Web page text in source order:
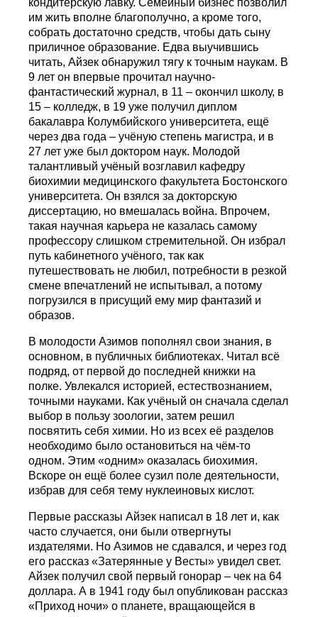
кондитерскую лавку. Семейный бизнес позволил
им жить вполне благополучно, а кроме того,
собрать достаточно средств, чтобы дать сыну
приличное образование. Едва выучившись
читать, Айзек обнаружил тягу к точным наукам. В
9 лет он впервые прочитал научно-
фантастический журнал, в 11 – окончил школу, в
15 – колледж, в 19 уже получил диплом
бакалавра Колумбийского университета, ещё
через два года – учёную степень магистра, и в
27 лет уже был доктором наук. Молодой
талантливый учёный возглавил кафедру
биохимии медицинского факультета Бостонского
университета. Он взялся за докторскую
диссертацию, но вмешалась война. Впрочем,
такая научная карьера не казалась самому
профессору слишком стремительной. Он избрал
путь кабинетного учёного, так как
путешествовать не любил, потребности в резкой
смене впечатлений не испытывал, а потому
погрузился в присущий ему мир фантазий и
образов.
В молодости Азимов пополнял свои знания, в
основном, в публичных библиотеках. Читал всё
подряд, от первой до последней книжки на
полке. Увлекался историей, естествознанием,
точными науками. Как учёный он сначала сделал
выбор в пользу зоологии, затем решил
посвятить себя химии. Но из всех её разделов
необходимо было остановиться на чём-то
одном. Этим «одним» оказалась биохимия.
Вскоре он ещё более сузил поле деятельности,
избрав для себя тему нуклеиновых кислот.
Первые рассказы Айзек написал в 18 лет и, как
часто случается, они были отвергнуты
издателями. Но Азимов не сдавался, и через год
его рассказ «Затерянные у Весты» увидел свет.
Айзек получил свой первый гонорар – чек на 64
доллара. А в 1941 году был опубликован рассказ
«Приход ночи» о планете, вращающейся в